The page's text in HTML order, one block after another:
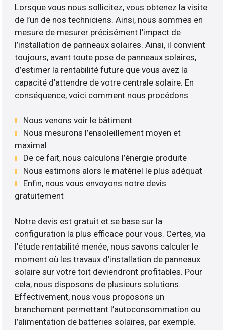
Lorsque vous nous sollicitez, vous obtenez la visite
de l’un de nos techniciens. Ainsi, nous sommes en
mesure de mesurer précisément l’impact de
l’installation de panneaux solaires. Ainsi, il convient
toujours, avant toute pose de panneaux solaires,
d’estimer la rentabilité future que vous avez la
capacité d’attendre de votre centrale solaire. En
conséquence, voici comment nous procédons :
Nous venons voir le bâtiment
Nous mesurons l’ensoleillement moyen et
maximal
De ce fait, nous calculons l’énergie produite
Nous estimons alors le matériel le plus adéquat
Enfin, nous vous envoyons notre devis
gratuitement
Notre devis est gratuit et se base sur la
configuration la plus efficace pour vous. Certes, via
l’étude rentabilité menée, nous savons calculer le
moment où les travaux d’installation de panneaux
solaire sur votre toit deviendront profitables. Pour
cela, nous disposons de plusieurs solutions.
Effectivement, nous vous proposons un
branchement permettant l’autoconsommation ou
l’alimentation de batteries solaires, par exemple.